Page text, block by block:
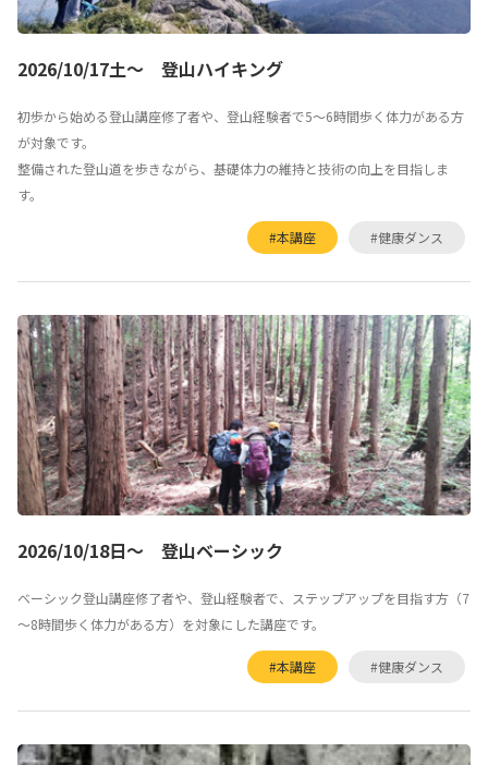
2026/10/17土～ 登山ハイキング
初歩から始める登山講座修了者や、登山経験者で5～6時間歩く体力がある方
が対象です。
整備された登山道を歩きながら、基礎体力の維持と技術の向上を目指しま
す。
#本講座 #健康ダンス
2026/10/18日～ 登山ベーシック
ベーシック登山講座修了者や、登山経験者で、ステップアップを目指す方（7
～8時間歩く体力がある方）を対象にした講座です。
#本講座 #健康ダンス